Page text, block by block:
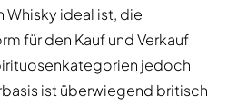
Whisky ideal ist, die
für den Kauf und Verkauf
jedoch
ist überwiegend britisch